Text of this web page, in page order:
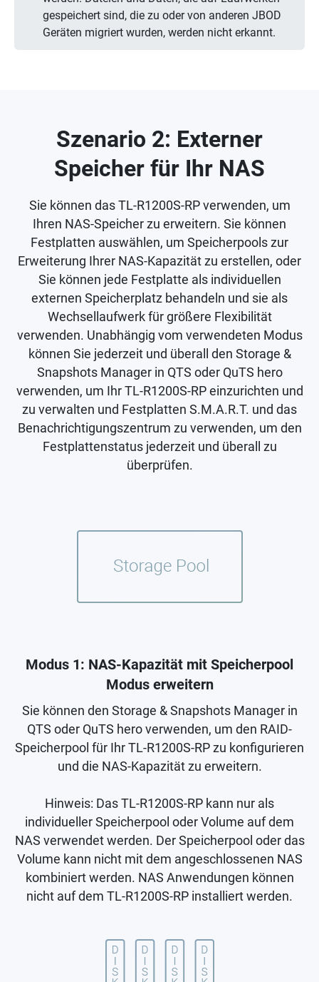
gespeichert sind, die zu oder von anderen JBOD
Geräten migriert wurden, werden nicht erkannt.
Szenario 2: Externer
Speicher für Ihr NAS
Sie können das TL-R1200S-RP verwenden, um
Ihren NAS-Speicher zu erweitern. Sie können
Festplatten auswählen, um Speicherpools zur
Erweiterung Ihrer NAS-Kapazität zu erstellen, oder
Sie können jede Festplatte als individuellen
externen Speicherplatz behandeln und sie als
Wechsellaufwerk für größere Flexibilität
verwenden. Unabhängig vom verwendeten Modus
können Sie jederzeit und überall den Storage &
Snapshots Manager in QTS oder QuTS hero
verwenden, um Ihr TL-R1200S-RP einzurichten und
zu verwalten und Festplatten S.M.A.R.T. und das
Benachrichtigungszentrum zu verwenden, um den
Festplattenstatus jederzeit und überall zu
überprüfen.
Modus 1: NAS-Kapazität mit Speicherpool
Modus erweitern
Sie können den Storage & Snapshots Manager in
QTS oder QuTS hero verwenden, um den RAID-
Speicherpool für Ihr TL-R1200S-RP zu konfigurieren
und die NAS-Kapazität zu erweitern.
Hinweis: Das TL-R1200S-RP kann nur als
individueller Speicherpool oder Volume auf dem
NAS verwendet werden. Der Speicherpool oder das
Volume kann nicht mit dem angeschlossenen NAS
kombiniert werden. NAS Anwendungen können
nicht auf dem TL-R1200S-RP installiert werden.